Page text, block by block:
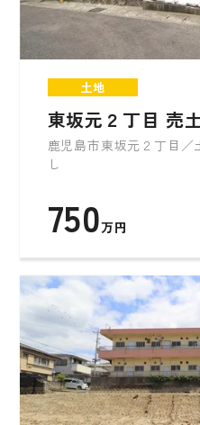
土地
東坂元２丁目 売
鹿児島市東坂元２丁目／
し
750万円